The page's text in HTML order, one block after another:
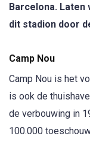
Barcelona. Laten
dit stadion door
Camp Nou
Camp Nou is het
is ook de
de verbouwing in
100.000